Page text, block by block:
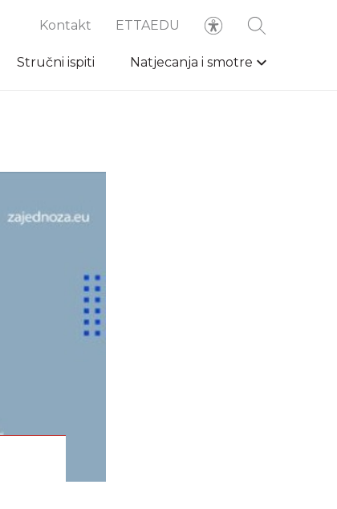
Kontakt ETTAEDU
Stručni ispiti Natjecanja i smotre